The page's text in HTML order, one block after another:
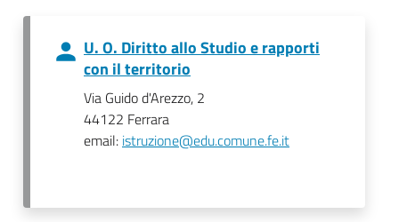
U. O. Diritto allo Studio e rapporti
con il territorio
Via Guido d'Arezzo, 2
44122 Ferrara
email: istruzione@edu.comune.fe.it